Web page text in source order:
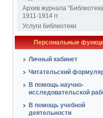
Архив журнала
1911-1914 гг
Услуги библиотеки
Персональные
Личный кабинет
Читательский
В помощь научно-
исследовательской
В помощь учебной
деятельности